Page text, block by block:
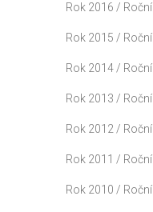
Rok 2016 /
Rok 2015 /
Rok 2014 /
Rok 2013 /
Rok 2012 /
Rok 2011 /
Rok 2010 /